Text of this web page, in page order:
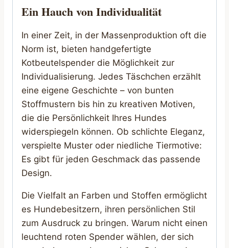
Ein Hauch von Individualität
In einer Zeit, in der Massenproduktion oft die
Norm ist, bieten handgefertigte
Kotbeutelspender die Möglichkeit zur
Individualisierung. Jedes Täschchen erzählt
eine eigene Geschichte – von bunten
Stoffmustern bis hin zu kreativen Motiven,
die die Persönlichkeit Ihres Hundes
widerspiegeln können. Ob schlichte Eleganz,
verspielte Muster oder niedliche Tiermotive:
Es gibt für jeden Geschmack das passende
Design.
Die Vielfalt an Farben und Stoffen ermöglicht
es Hundebesitzern, ihren persönlichen Stil
zum Ausdruck zu bringen. Warum nicht einen
leuchtend roten Spender wählen, der sich